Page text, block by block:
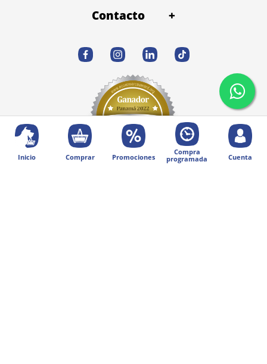
Inicio Comprar Promociones
Compra
programada
Cuenta
Contacto
+